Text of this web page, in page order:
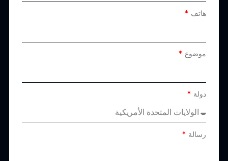
هاتف
موضوع
دولة
رسالة